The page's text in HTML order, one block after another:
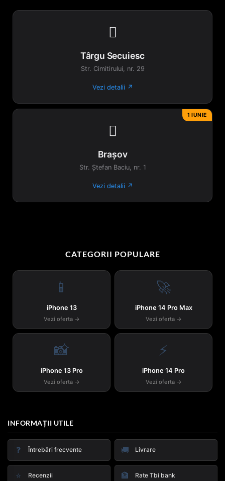

Târgu Secuiesc
Str. Cimitirului, nr. 29
Vezi detalii ↗
1 IUNIE

Brașov
Str. Ștefan Baciu, nr. 1
Vezi detalii ↗
CATEGORII POPULARE
📱
iPhone 13
Vezi oferta →
🚀
iPhone 14 Pro Max
Vezi oferta →
📸
iPhone 13 Pro
Vezi oferta →
⚡
iPhone 14 Pro
Vezi oferta →
INFORMAȚII UTILE
❓ Întrebări frecvente 🚚 Livrare
⭐ Recenzii 🏦 Rate Tbi bank